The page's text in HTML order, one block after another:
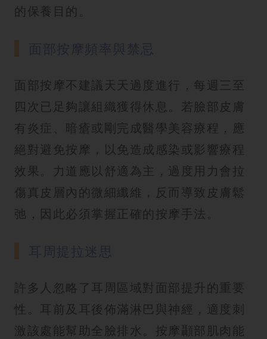
的保養目的。
面部按摩不建議天天過度進行，每週三至
四次已足夠讓組織獲得休息。若臉部皮膚
有炎症、暗瘡或剛完成醫學美容療程，應
絕對避免按摩，以免造成感染或影響療程
效果。力道應以舒適為主，過度用力會拉
傷真皮層內的微細纖維，反而導致皮膚鬆
弛，因此必須掌握正確的按摩手法。
許多人忽略了耳周區域對面部提升的重要
性。耳前及耳後佈滿淋巴與神經，適度刺
激該處能幫助全臉排水。按摩顳部肌肉能